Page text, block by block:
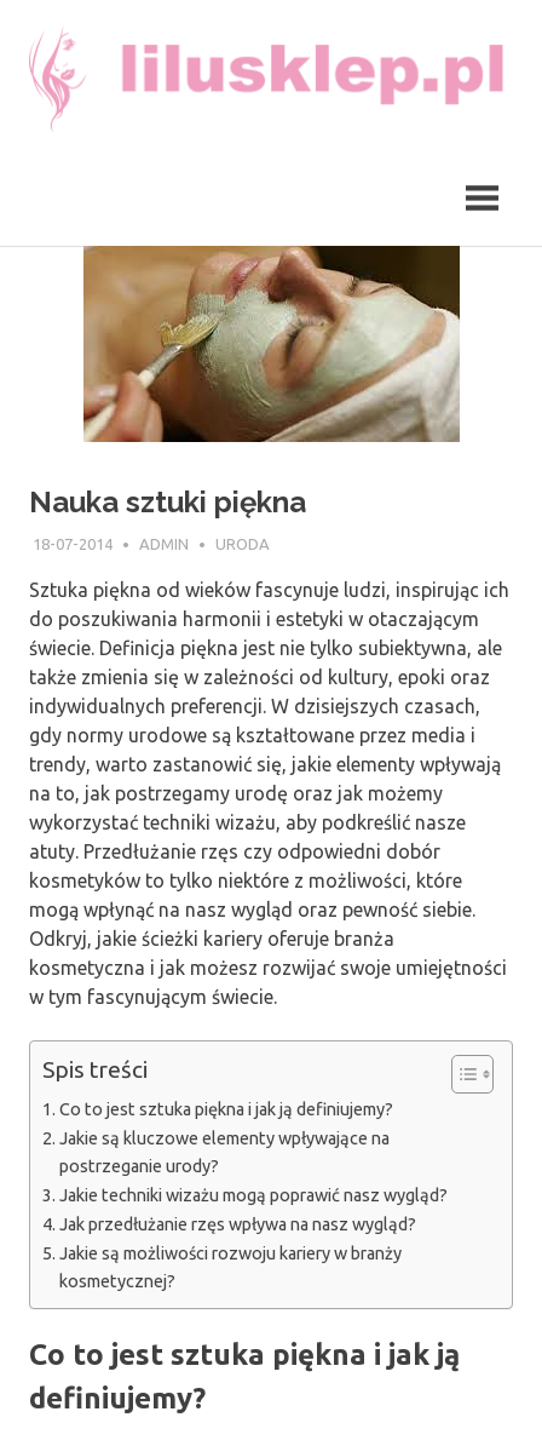
content
Nauka sztuki piękna
18-07-2014 ADMIN URODA
Sztuka piękna od wieków fascynuje ludzi, inspirując ich
do poszukiwania harmonii i estetyki w otaczającym
świecie. Definicja piękna jest nie tylko subiektywna, ale
także zmienia się w zależności od kultury, epoki oraz
indywidualnych preferencji. W dzisiejszych czasach,
gdy normy urodowe są kształtowane przez media i
trendy, warto zastanowić się, jakie elementy wpływają
na to, jak postrzegamy urodę oraz jak możemy
wykorzystać techniki wizażu, aby podkreślić nasze
atuty. Przedłużanie rzęs czy odpowiedni dobór
kosmetyków to tylko niektóre z możliwości, które
mogą wpłynąć na nasz wygląd oraz pewność siebie.
Odkryj, jakie ścieżki kariery oferuje branża
kosmetyczna i jak możesz rozwijać swoje umiejętności
w tym fascynującym świecie.
Spis treści
Co to jest sztuka piękna i jak ją definiujemy?
Jakie są kluczowe elementy wpływające na
postrzeganie urody?
Jakie techniki wizażu mogą poprawić nasz wygląd?
Jak przedłużanie rzęs wpływa na nasz wygląd?
Jakie są możliwości rozwoju kariery w branży
kosmetycznej?
Co to jest sztuka piękna i jak ją
definiujemy?